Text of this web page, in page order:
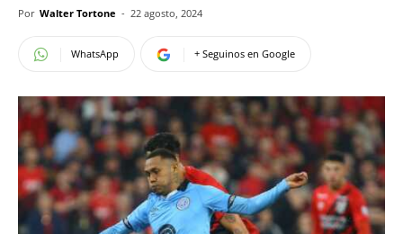
Por Walter Tortone - 22 agosto, 2024
WhatsApp + Seguinos en Google